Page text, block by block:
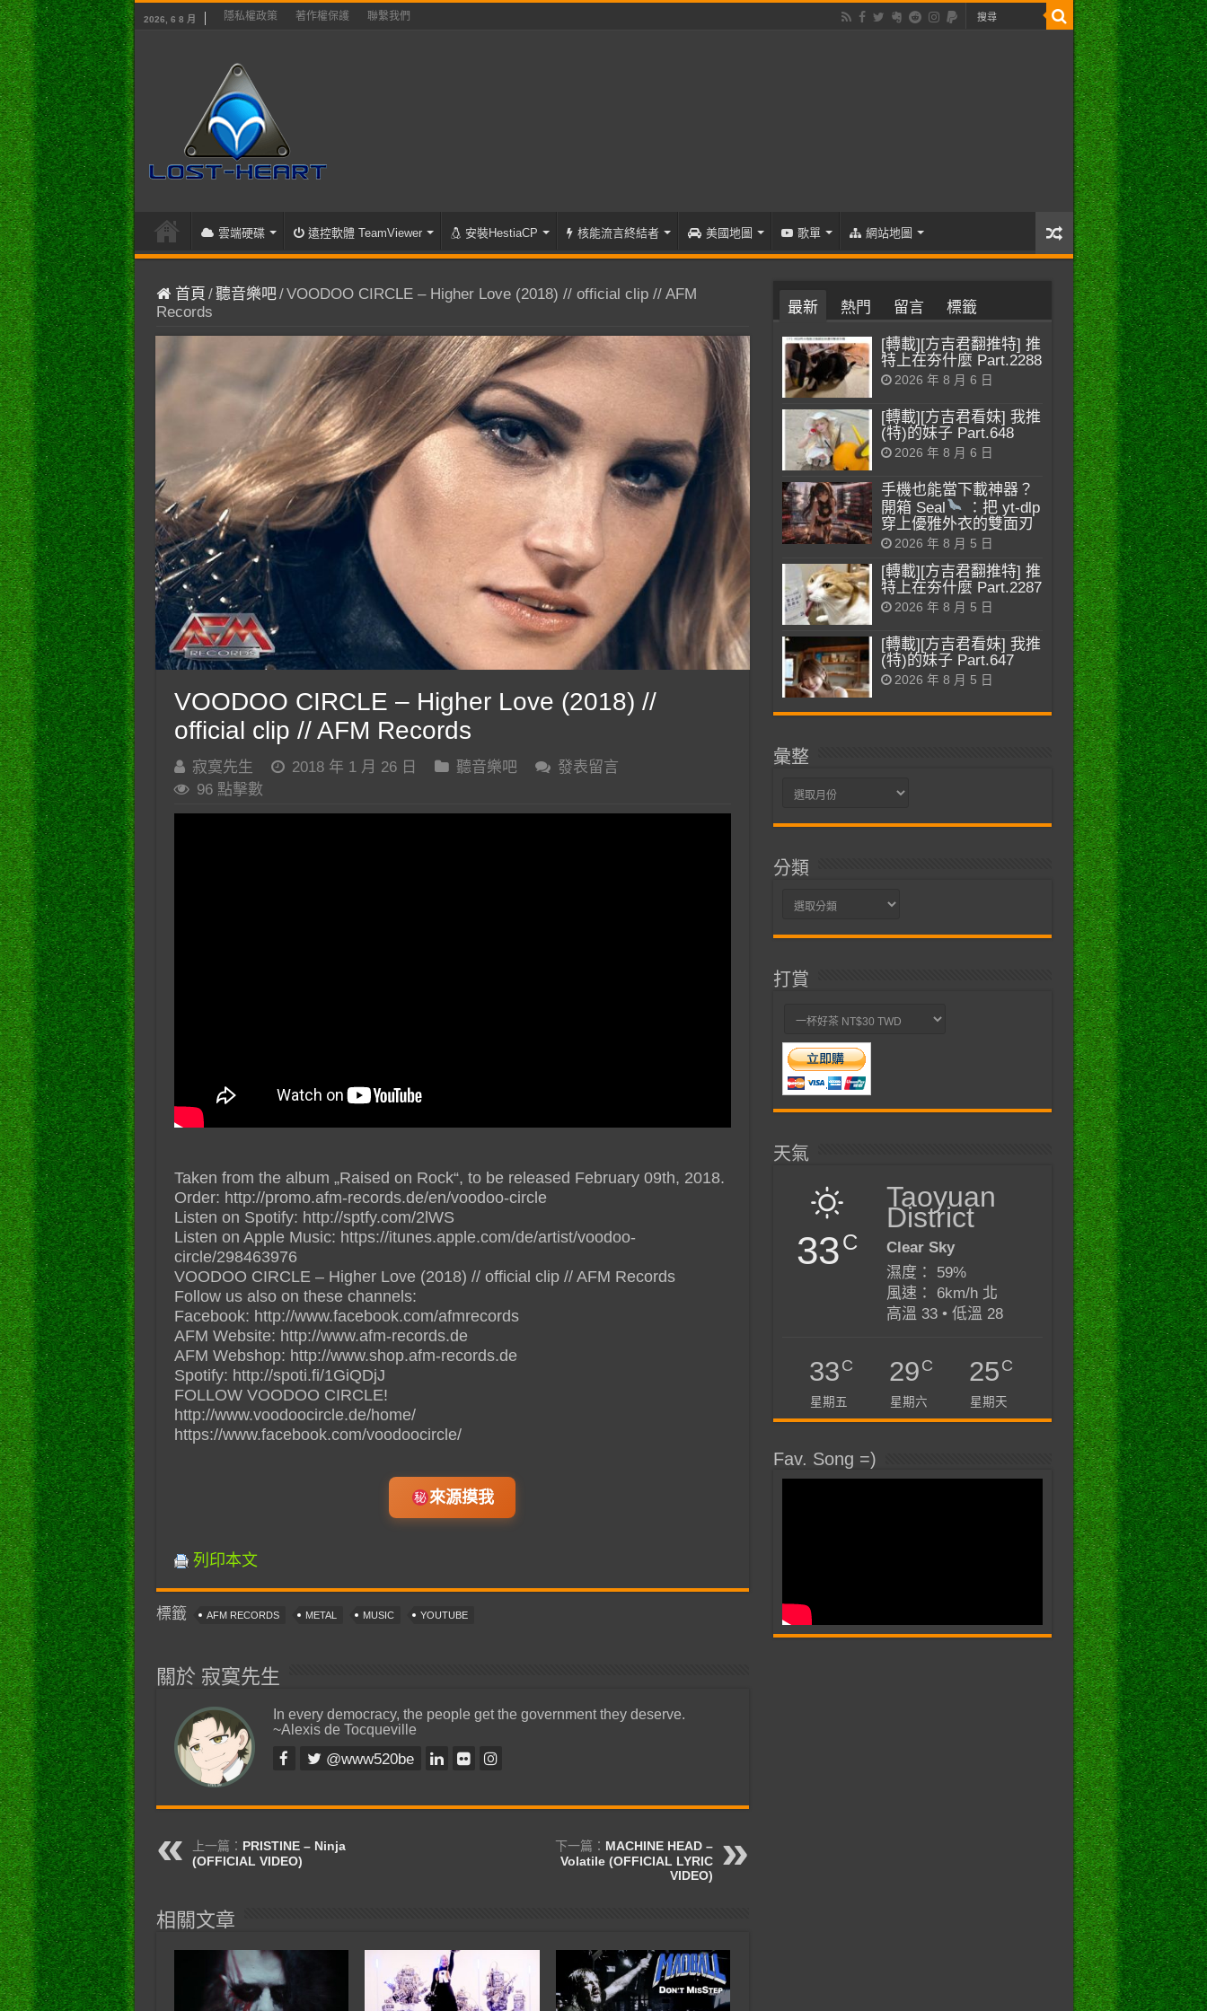
2026, 6 8 月 隱私權政策 著作權保護 聯繫我們
雲端硬碟 遠控軟體 TeamViewer 安裝HestiaCP 核能流言終結者 美國地圖 歌單 網站地圖
首頁 /聽音樂吧/VOODOO CIRCLE – Higher Love (2018) // official clip // AFM
Records
VOODOO CIRCLE – Higher Love (2018) //
official clip // AFM Records
寂寞先生 2018 年 1 月 26 日 聽音樂吧
發表留言
96 點擊數
Taken from the album „Raised on Rock“, to be released February 09th, 2018.
Order: http://promo.afm-records.de/en/voodoo-circle
Listen on Spotify: http://sptfy.com/2lWS
Listen on Apple Music: https://itunes.apple.com/de/artist/voodoo-
circle/298463976
VOODOO CIRCLE – Higher Love (2018) // official clip // AFM Records
Follow us also on these channels:
Facebook: http://www.facebook.com/afmrecords
AFM Website: http://www.afm-records.de
AFM Webshop: http://www.shop.afm-records.de
Spotify: http://spoti.fi/1GiQDjJ
FOLLOW VOODOO CIRCLE!
http://www.voodoocircle.de/home/
https://www.facebook.com/voodoocircle/
來源摸我
列印本文
標籤 AFM RECORDS METAL MUSIC YOUTUBE
關於 寂寞先生
In every democracy, the people get the government they deserve.
~Alexis de Tocqueville
@www520be
上一篇： PRISTINE – Ninja
(OFFICIAL VIDEO)
下一篇： MACHINE HEAD –
Volatile (OFFICIAL LYRIC
VIDEO)
相關文章
最新 熱門 留言 標籤
[轉載][方吉君翻推特] 推
特上在夯什麼 Part.2288
2026 年 8 月 6 日
[轉載][方吉君看妹] 我推
(特)的妹子 Part.648
2026 年 8 月 6 日
手機也能當下載神器？
開箱 Seal
：把 yt-dlp
穿上優雅外衣的雙面刃
2026 年 8 月 5 日
[轉載][方吉君翻推特] 推
特上在夯什麼 Part.2287
2026 年 8 月 5 日
[轉載][方吉君看妹] 我推
(特)的妹子 Part.647
2026 年 8 月 5 日
彙整
彙
分類
分
打賞
天氣
33C
Taoyuan
District
Clear Sky
濕度： 59%
風速： 6km/h 北
高溫 33 • 低溫 28
33C
星期五
29C
星期六
25C
星期天
Fav. Song =)